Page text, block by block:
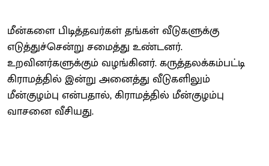
மீன்களை பிடித்தவர்கள் தங்கள் வீடுகளுக்கு
எடுத்துச்சென்று சமைத்து உண்டனர்.
உறவினர்களுக்கும் வழங்கினர். கருத்தலக்கம்பட்டி
கிராமத்தில் இன்று அனைத்து வீடுகளிலும்
மீன்குழம்பு என்பதால், கிராமத்தில் மீன்குழம்பு
வாசனை வீசியது.